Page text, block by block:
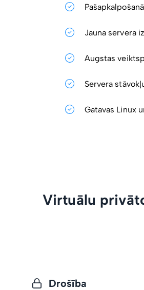
Jauna servera
Augstas
Servera
Gatavas Linux
Virtuālu
Drošība